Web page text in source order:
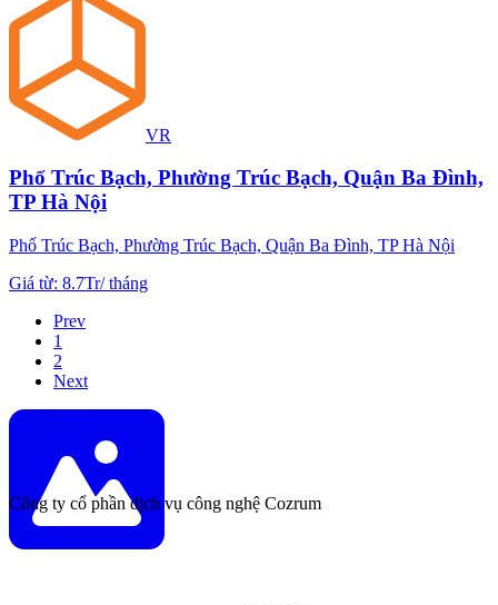
VR
Phố Trúc Bạch, Phường Trúc Bạch, Quận Ba Đình,
TP Hà Nội
Phố Trúc Bạch, Phường Trúc Bạch, Quận Ba Đình, TP Hà Nội
Giá từ: 8.7Tr/tháng
Prev
1
2
Next
Công ty cổ phần dịch vụ công nghệ Cozrum